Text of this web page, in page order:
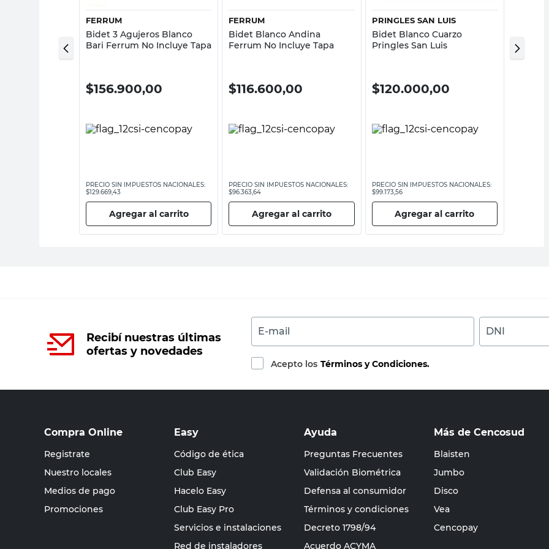
FERRUM
Bidet 3 Agujeros Blanco
Bari Ferrum No Incluye Tapa
$156.900,00
PRECIO SIN IMPUESTOS NACIONALES:
$129.669,43
Agregar al carrito
FERRUM
Bidet Blanco Andina
Ferrum No Incluye Tapa
$116.600,00
PRECIO SIN IMPUESTOS NACIONALES:
$96.363,64
Agregar al carrito
PRINGLES SAN LUIS
Bidet Blanco Cuarzo
Pringles San Luis
$120.000,00
PRECIO SIN IMPUESTOS NACIONALES:
$99.173,56
Agregar al carrito
No
Recibí nuestras últimas
ofertas y novedades
E-mail DNI
Acepto los Términos y Condiciones.
Compra Online
Registrate
Nuestro locales
Medios de pago
Promociones
Easy
Código de ética
Club Easy
Hacelo Easy
Club Easy Pro
Servicios e instalaciones
Red de instaladores
Ayuda
Preguntas Frecuentes
Validación Biométrica
Defensa al consumidor
Términos y condiciones
Decreto 1798/94
Acuerdo ACYMA
Más de Cencosud
Blaisten
Jumbo
Disco
Vea
Cencopay